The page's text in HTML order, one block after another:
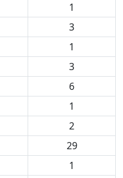
1
3
1
3
6
1
2
29
1